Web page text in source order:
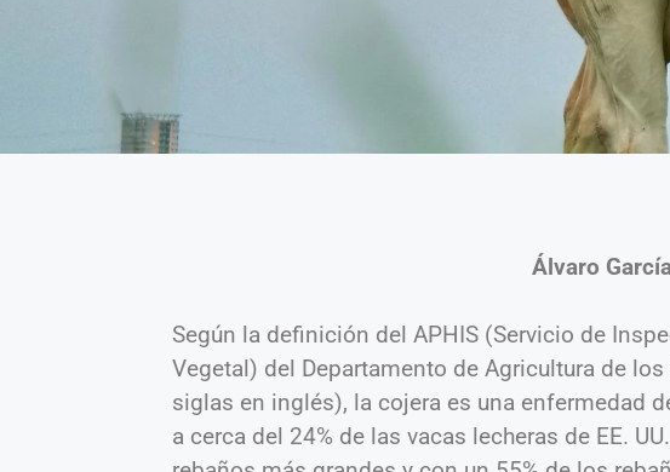
Álvaro
Según la definición del APHIS (Servicio de
Vegetal) del Departamento de Agricultura de
siglas en inglés), la cojera es una enfermedad
a cerca del 24% de las vacas lecheras de EE.